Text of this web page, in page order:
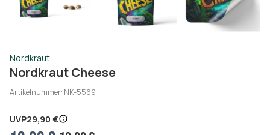
Nordkraut
Nordkraut Cheese
Artikelnummer: NK-5569
UVP29,90 €